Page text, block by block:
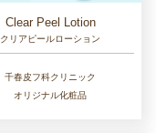
Clear Peel Lotion
クリアピールローション
千春皮フ科クリニック
オリジナル化粧品